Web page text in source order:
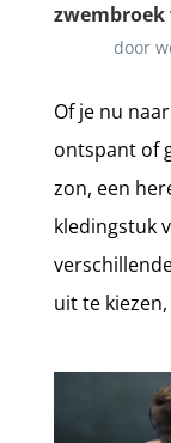
door
Of je nu
ontspant of
zon, een
kledingstuk
uit te